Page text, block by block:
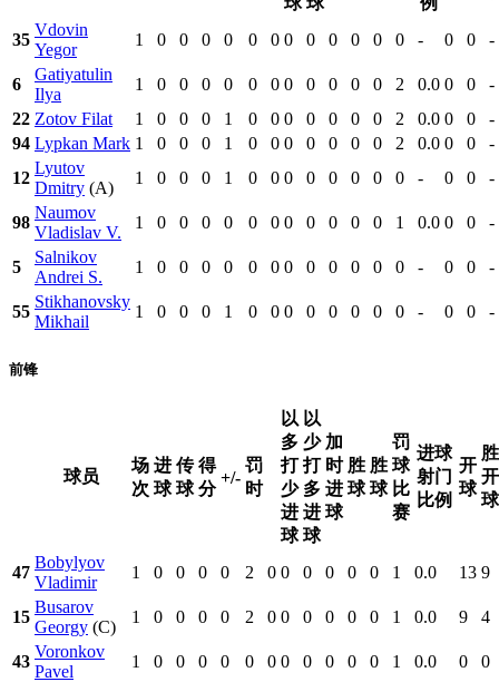
35
Vdovin
Yegor
1 0 0 0 0 0 0 0 0 0 0 0 0 - 0 0 -
6
Gatiyatulin
Ilya
1 0 0 0 0 0 0 0 0 0 0 0 2 0.0 0 0
-
22 Zotov Filat 1 0 0 0 1 0 0 0 0 0 0 0 2 0.0 0 0
-
94 Lypkan Mark 1 0 0 0 1 0 0 0 0 0 0 0 2 0.0 0 0
-
12
Lyutov
Dmitry (A)
1 0 0 0 1 0 0 0 0 0 0 0 0 - 0 0 -
98
Naumov
Vladislav V.
1 0 0 0 0 0 0 0 0 0 0 0 1 0.0 0 0 -
5
Salnikov
Andrei S.
1 0 0 0 0 0 0 0 0 0 0 0 0 - 0 0 -
55
Stikhanovsky
Mikhail
1 0 0 0 1 0 0 0 0 0 0 0 0 - 0 0 -
前锋
球员
场
次
进
球
传
球
得
分
+/-
罚
时
以
多
打
少
进
球
以
少
打
多
进
球
加
时
进
球
胜
球
胜
球
罚
球
比
赛
进球
射门
比例
开
球
胜
开
球
47
Bobylyov
Vladimir
1 0 0 0 0 2 0 0 0 0 0 0 1 0.0 13 9
15
Busarov
Georgy (C)
1 0 0 0 0 2 0 0 0 0 0 0 1 0.0 9 4
43
Voronkov
Pavel
1 0 0 0 0 0 0 0 0 0 0 0 1 0.0 0 0